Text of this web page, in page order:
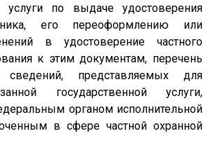
услуги по выдаче удостоверения
его переоформлению или
в удостоверение частного
к этим документам, перечень
представляемых для
государственной услуги,
органом исполнительной
в сфере частной охранной